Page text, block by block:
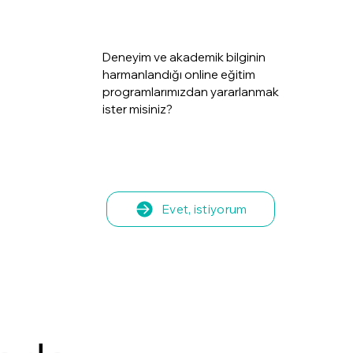
Deneyim ve akademik bilginin
harmanlandığı online eğitim
programlarımızdan yararlanmak
ister misiniz?
Evet, istiyorum